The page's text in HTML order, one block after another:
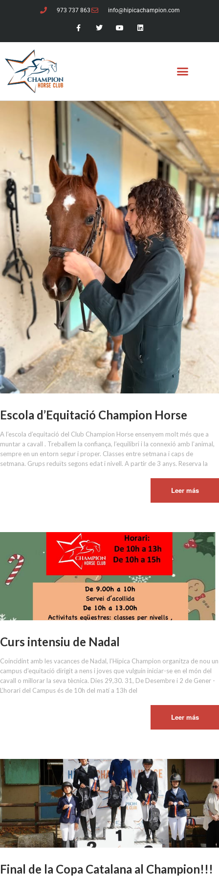
973 737 863 info@hipicachampion.com
Escola d’Equitació Champion Horse
A l’escola d’equitació del Club Champion Horse ensenyem molt més que a
muntar a cavall . Treballem la confiança, l’equilibri i la connexió amb l’animal,
sempre en un entorn segur i proper. Classes entre setmana i caps de
setmana. Grups reduïts segons edat i nivell. A partir de 3 anys. Reserva la
Leer más
Curs intensiu de Nadal
Coincidint amb les vacances de Nadal, l’Hípica Champion organitza de nou un
campus d’equitació dirigit a nens i joves que vulguin iniciar-se en el món del
cavall o millorar la seva tècnica. Dies 29,30. 31, De Desembre i 2 de Gener -
L’horari del Campus és de 10h del matí a 13h del
Leer más
Final de la Copa Catalana al Champion!!!